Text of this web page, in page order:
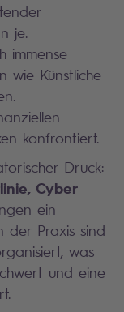
je.
immense
wie Künstliche
konfrontiert.
Druck:
Cyber
ein
der Praxis sind
was
und eine